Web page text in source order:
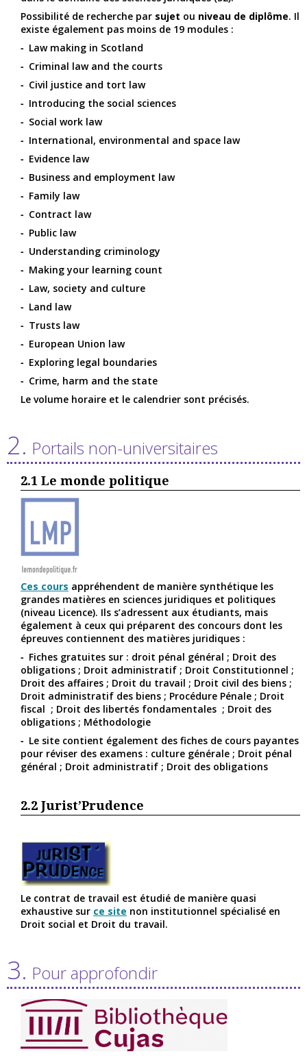
Possibilité de recherche par sujet ou niveau de diplôme. Il
existe également pas moins de 19 modules :
Law making in Scotland
Criminal law and the courts
Civil justice and tort law
Introducing the social sciences
Social work law
International, environmental and space law
Evidence law
Business and employment law
Family law
Contract law
Public law
Understanding criminology
Making your learning count
Law, society and culture
Land law
Trusts law
European Union law
Exploring legal boundaries
Crime, harm and the state
Le volume horaire et le calendrier sont précisés.
2. Portails non-universitaires
2.1 Le monde politique
Ces cours appréhendent de manière synthétique les
grandes matières en sciences juridiques et politiques
(niveau Licence). Ils s’adressent aux étudiants, mais
également à ceux qui préparent des concours dont les
épreuves contiennent des matières juridiques :
Fiches gratuites sur : droit pénal général ; Droit des
obligations ; Droit administratif ; Droit Constitutionnel ;
Droit des affaires ; Droit du travail ; Droit civil des biens ;
Droit administratif des biens ; Procédure Pénale ; Droit
fiscal ; Droit des libertés fondamentales ; Droit des
obligations ; Méthodologie
Le site contient également des fiches de cours payantes
pour réviser des examens : culture générale ; Droit pénal
général ; Droit administratif ; Droit des obligations
2.2 Jurist’Prudence
Le contrat de travail est étudié de manière quasi
exhaustive sur ce site non institutionnel spécialisé en
Droit social et Droit du travail.
3. Pour approfondir